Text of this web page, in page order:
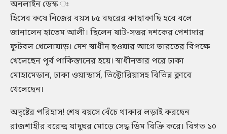
অনলাইন ডেস্ক ঃ
হিসেব কষে নিজের বয়স ৮৫ বছরের কাছাকাছি হবে বলে
জানালেন হাতেম আলী। ছিলেন ষাট-সত্তর দশকের পেশাদার
ফুটবল খেলোয়াড়। দেশ স্বাধীন হওয়ার আগে ভারতের বিপক্ষে
খেলেছেন পূর্ব পাকিস্তানের হয়ে। স্বাধীনতার পরে ঢাকা
মোহামেডান, ঢাকা ওয়ান্ডার্স, ভিক্টোরিয়াসহ বিভিন্ন ক্লাবে
খেলেছেন।
অদৃষ্টের পরিহাস! শেষ বয়সে বেঁচে থাকার লড়াই করছেন
রাজশাহীর বরেন্দ্র যাদুঘর মোড়ে সেদ্ধ ডিম বিক্রি করে। বিগত ১০